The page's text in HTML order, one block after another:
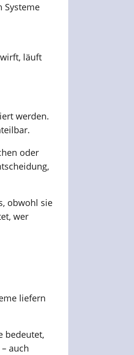
Systeme
läuft
werden.
oder
obwohl sie
wer
liefern
bedeutet,
auch